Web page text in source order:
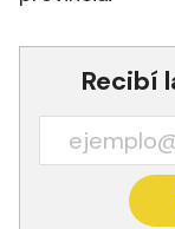
Recibí